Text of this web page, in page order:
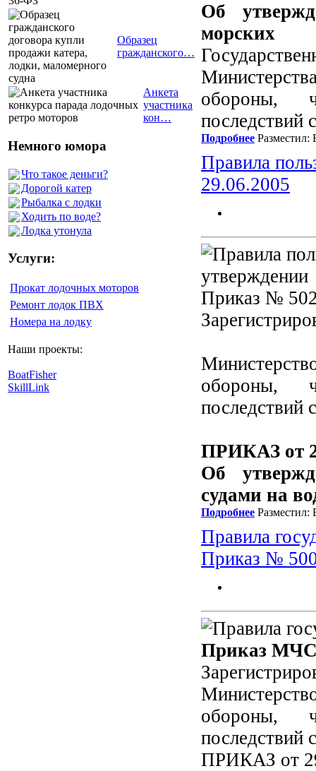
Образец
гражданского…
Анкета
участника
кон…
Немного юмора
Что такое деньги?
Дорогой катер
Рыбалка с лодки
Ходить по воде?
Лодка утонула
Услуги:
Прокат лодочных моторов
Ремонт лодок ПВХ
Номера на лодку
Наши проекты:
BoatFisher
SkillLink
Об
морских
обороны,
последствий
Подробнее Разместил:
Правила
29.06.2005
Приказ №
обороны,
последствий
ПРИКАЗ от
Об
судами на
Подробнее Разместил:
Правила
Приказ №
Приказ МЧС
обороны,
последствий
ПРИКАЗ от